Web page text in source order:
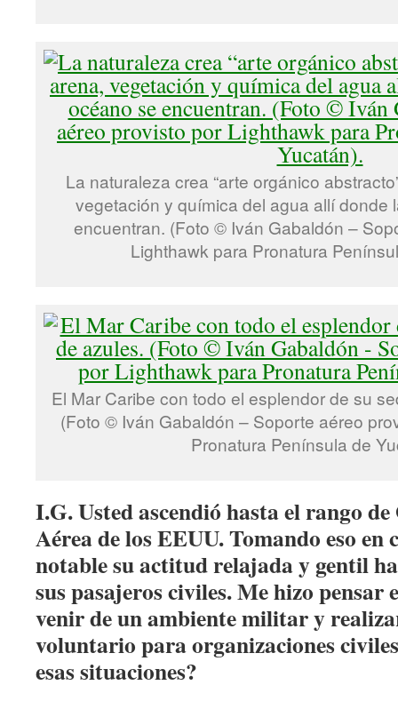
La naturaleza crea “arte orgánico
vegetación y química del agua allí donde
encuentran. (Foto © Iván Gabaldón –
Lighthawk para Pronatura
El Mar Caribe con todo el esplendor de su
(Foto © Iván Gabaldón – Soporte aéreo
Pronatura Península de
I.G. Usted ascendió hasta el rango
Aérea de los EEUU. Tomando eso en
notable su actitud relajada y gentil
sus pasajeros civiles. Me hizo pensar
venir de un ambiente militar y
voluntario para organizaciones
esas situaciones?